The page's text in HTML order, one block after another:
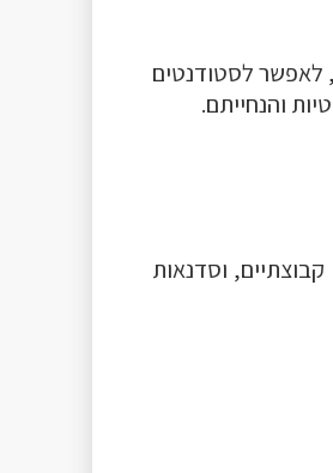
לאפשר לסטודנטים
והנחייתם.
מפגשים קבוצתיים, וסדנאות